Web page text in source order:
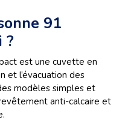
91
?
est une cuvette en
et l’évacuation des
modèles simples et
anti-calcaire et